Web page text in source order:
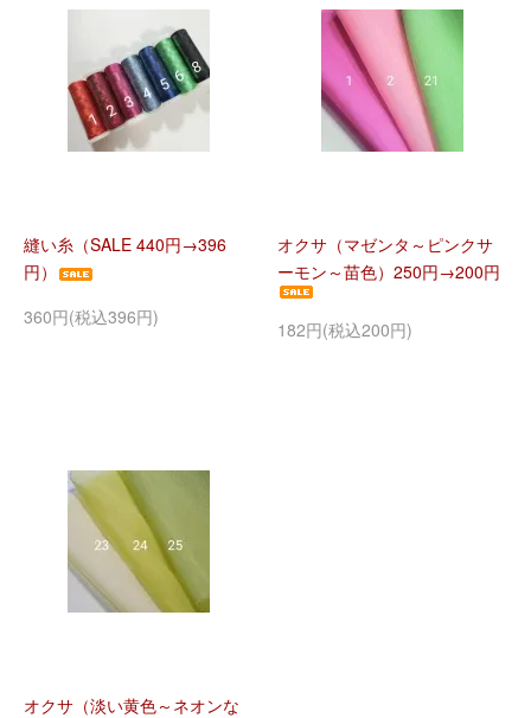
縫い糸（SALE 440円→396
円）
360円(税込396円)
オクサ（マゼンタ～ピンクサ
ーモン～苗色）250円→200円
182円(税込200円)
オクサ（淡い黄色～ネオンな